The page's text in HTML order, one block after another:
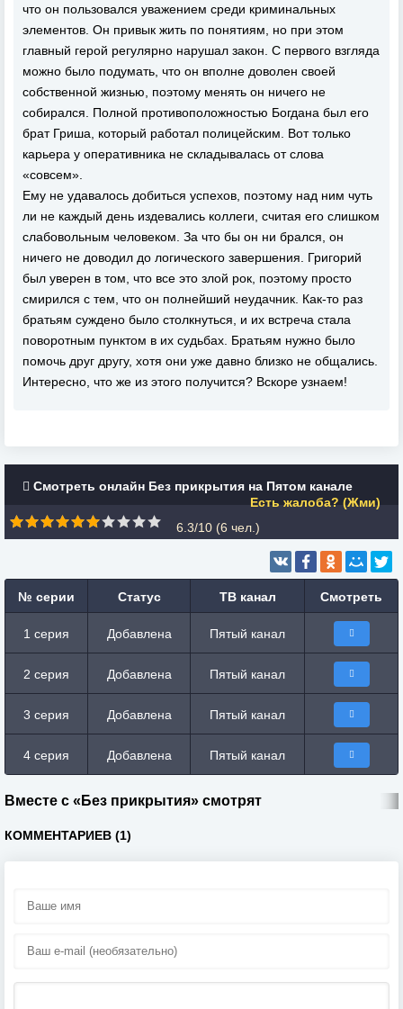
что он пользовался уважением среди криминальных
элементов. Он привык жить по понятиям, но при этом
главный герой регулярно нарушал закон. С первого взгляда
можно было подумать, что он вполне доволен своей
собственной жизнью, поэтому менять он ничего не
собирался. Полной противоположностью Богдана был его
брат Гриша, который работал полицейским. Вот только
карьера у оперативника не складывалась от слова
«совсем».
Ему не удавалось добиться успехов, поэтому над ним чуть
ли не каждый день издевались коллеги, считая его слишком
слабовольным человеком. За что бы он ни брался, он
ничего не доводил до логического завершения. Григорий
был уверен в том, что все это злой рок, поэтому просто
смирился с тем, что он полнейший неудачник. Как-то раз
братьям суждено было столкнуться, и их встреча стала
поворотным пунктом в их судьбах. Братьям нужно было
помочь друг другу, хотя они уже давно близко не общались.
Интересно, что же из этого получится? Вскоре узнаем!
Смотреть онлайн Без прикрытия на Пятом канале
Есть жалоба? (Жми)
6.3/10 (6 чел.)
№ серии Статус ТВ канал Смотреть
1 серия Добавлена Пятый канал
2 серия Добавлена Пятый канал
3 серия Добавлена Пятый канал
4 серия Добавлена Пятый канал
Вместе с «Без прикрытия» смотрят
КОММЕНТАРИЕВ (1)